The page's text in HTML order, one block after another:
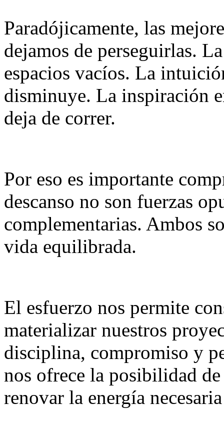
Paradójicamente, las
dejamos de perseguirlas.
espacios vacíos. La
disminuye. La inspiración
deja de correr.
Por eso es importante
descanso no son fuerzas
complementarias. Ambos
vida equilibrada.
El esfuerzo nos permite
materializar nuestros
disciplina, compromiso y
nos ofrece la posibilidad
renovar la energía